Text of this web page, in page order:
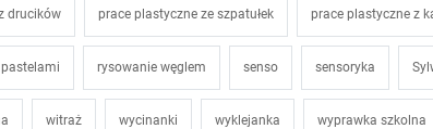
drucików prace plastyczne ze szpatułek prace plastyczne z
rysowanie węglem senso sensoryka
witraż wycinanki wyklejanka wyprawka szkolna